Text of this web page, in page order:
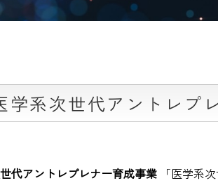
系次世代アントレプ
代アントレプレナー育成事業 「医学系